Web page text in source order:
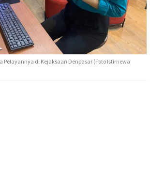
Pelayannya di Kejaksaan Denpasar (Foto Istimewa